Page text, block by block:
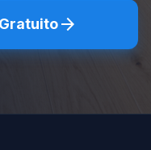
arrow_forward